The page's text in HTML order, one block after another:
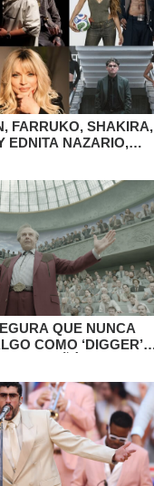
FARRUKO, SHAKIRA,
EDNITA NAZARIO,
QUE NUNCA
COMO ‘DIGGER’,